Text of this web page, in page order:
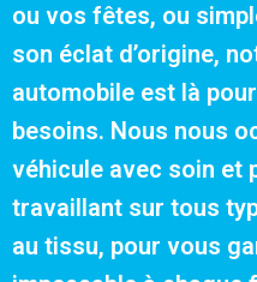
ou vos fêtes, ou
son éclat d’origine,
automobile est là
besoins. Nous nous
véhicule avec soin et
travaillant sur tous
au tissu, pour vous